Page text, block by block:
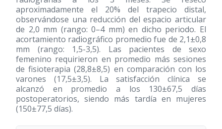
aproximadamente el 20% del trapecio distal,
observándose una reducción del espacio articular
de 2,0 mm (rango: 0–4 mm) en dicho periodo. El
acortamiento radiográfico promedio fue de 2,1±0,8
mm (rango: 1,5-3,5). Las pacientes de sexo
femenino requirieron en promedio más sesiones
de fisioterapia (28,8±8,5) en comparación con los
varones (17,5±3,5). La satisfacción clínica se
alcanzó en promedio a los 130±67,5 días
postoperatorios, siendo más tardía en mujeres
(150±77,5 días).